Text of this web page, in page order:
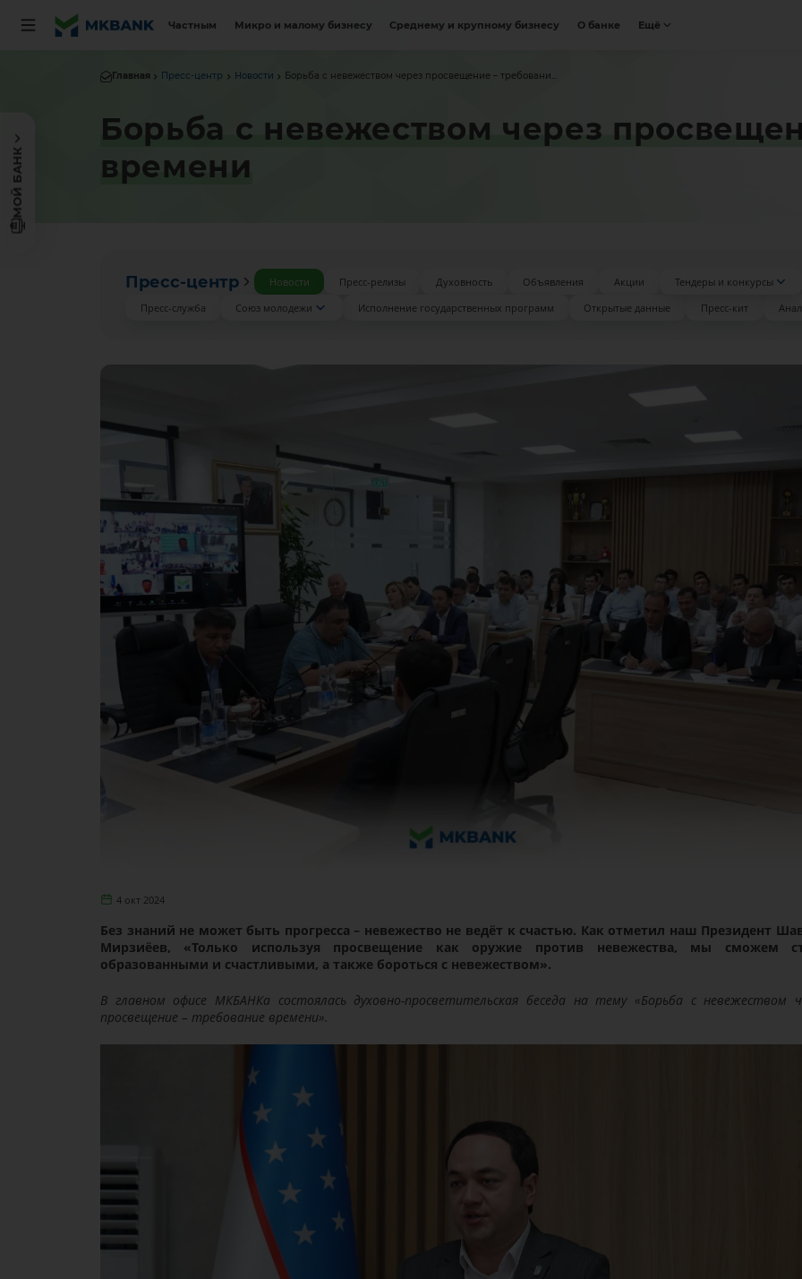
Частным Микро и малому бизнесу Среднему и крупному бизнесу О банке Ещё
МОЙ БАНК
Главная Пресс-центр Новости Борьба с невежеством через просвещение – требовани...
Борьба с невежеством через
времени
Пресс-центр Новости Пресс-релизы Духовность Объявления Акции
Тендеры и конкурсы
Пресс-служба
Союз молодежи Исполнение государственных программ Открытые данные Пресс-кит
4 окт 2024
Без знаний не может быть прогресса – невежество не ведёт к счастью. Как отметил наш Президент
Мирзиёев, «Только используя просвещение как оружие против невежества, мы сможем
образованными и счастливыми, а также бороться с невежеством».
В главном офисе МКБАНКа состоялась духовно-просветительская беседа на тему «Борьба с невежеством
просвещение – требование времени».